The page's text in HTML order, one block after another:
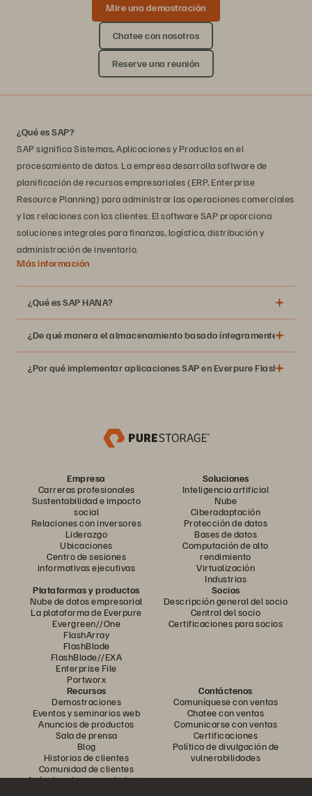
Mire una demostración
Chatee con nosotros
Reserve una reunión
¿Qué es SAP?
SAP significa Sistemas, Aplicaciones y Productos en el
procesamiento de datos. La empresa desarrolla software de
planificación de recursos empresariales (ERP, Enterprise
Resource Planning) para administrar las operaciones comerciales
y las relaciones con los clientes. El software SAP proporciona
soluciones integrales para finanzas, logística, distribución y
administración de inventario.
Más información
¿Qué es SAP HANA?
¿De qué manera el almacenamiento basado íntegramente en
¿Por qué implementar aplicaciones SAP en Everpure
con el almacenamiento en caché DirectMemory™ para la
La alta tasa de transferencia, la baja latencia y el
rendimiento masivamente paralelo del almacenamiento
Disponibilidad del 99,9999 % para sus aplicaciones SAP
con ActiveCluster™ en FlashArray™.
Empresa
Carreras profesionales
Sustentabilidad e impacto
social
Relaciones con inversores
Liderazgo
Ubicaciones
Centro de sesiones
informativas ejecutivas
Soluciones
Inteligencia artificial
Nube
Ciberadaptación
Protección de datos
Bases de datos
Computación de alto
rendimiento
Virtualización
Industrias
Plataformas y productos
Nube de datos empresarial
La plataforma de Everpure
Evergreen//One
FlashArray
FlashBlade
FlashBlade//EXA
Enterprise File
Portworx
Socios
Descripción general del socio
Central del socio
Certificaciones para socios
Recursos
Demostraciones
Eventos y seminarios web
Anuncios de productos
Sala de prensa
Blog
Historias de clientes
Comunidad de clientes
Artículo sobre conocimiento
Contáctenos
Comuníquese con ventas
Chatee con ventas
Comunicarse con ventas
Certificaciones
Política de divulgación de
vulnerabilidades